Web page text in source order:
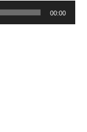
00:00